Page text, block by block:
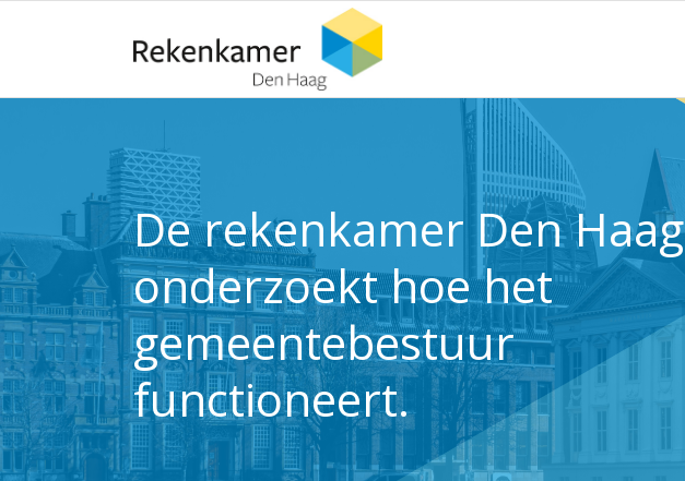
De rekenkamer Den Haag
onderzoekt hoe het
gemeentebestuur
functioneert.